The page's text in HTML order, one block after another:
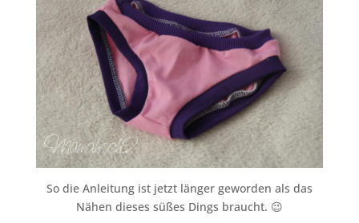
So die Anleitung ist jetzt länger geworden als das
Nähen dieses süßes Dings braucht. 😉